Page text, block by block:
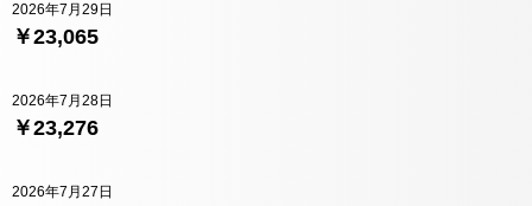
￥23,065
2026年7月29日
￥23,276
2026年7月28日
2026年7月27日